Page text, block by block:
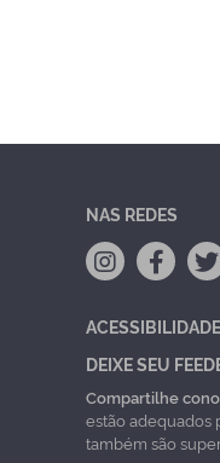
NAS REDES
ACESSIBILIDADE
DEIXE SEU
Compartilhe
estão adequados
também são